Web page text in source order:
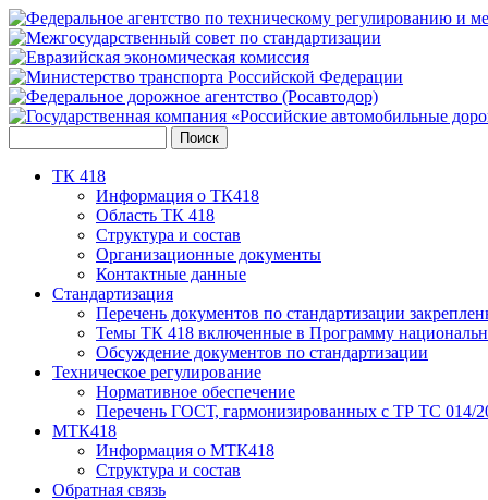
ТК 418
Информация о ТК418
Область ТК 418
Структура и состав
Организационные документы
Контактные данные
Стандартизация
Перечень документов по стандартизации
Темы ТК 418 включенные в Программу
Обсуждение документов по стандартизации
Техническое регулирование
Нормативное обеспечение
Перечень ГОСТ, гармонизированных с ТР ТС 014/
МТК418
Информация о МТК418
Структура и состав
Обратная связь